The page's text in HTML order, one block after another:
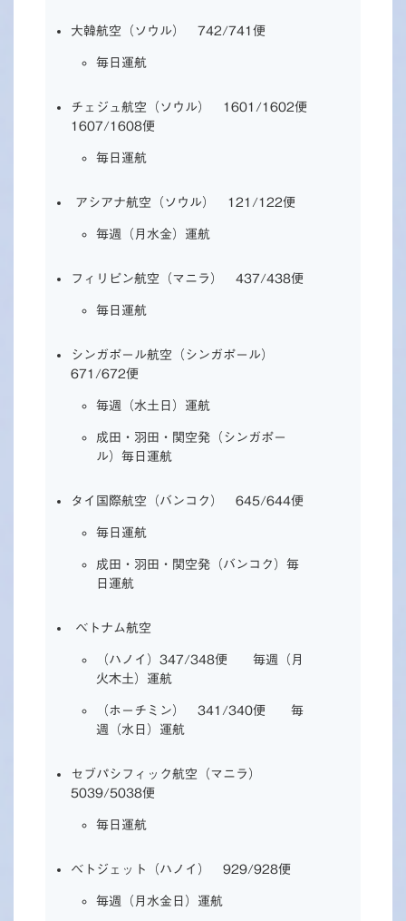
大韓航空（ソウル） 742/741便
毎日運航
チェジュ航空（ソウル） 1601/1602便
1607/1608便
毎日運航
アシアナ航空（ソウル） 121/122便
毎週（月水金）運航
フィリピン航空（マニラ） 437/438便
毎日運航
シンガポール航空（シンガポール）
671/672便
毎週（水土日）運航
成田・羽田・関空発（シンガポー
ル）毎日運航
タイ国際航空（バンコク） 645/644便
毎日運航
成田・羽田・関空発（バンコク）毎
日運航
ベトナム航空
（ハノイ）347/348便 毎週（月
火木土）運航
（ホーチミン） 341/340便 毎
週（水日）運航
セブパシフィック航空（マニラ）
5039/5038便
毎日運航
ベトジェット（ハノイ） 929/928便
毎週（月水金日）運航